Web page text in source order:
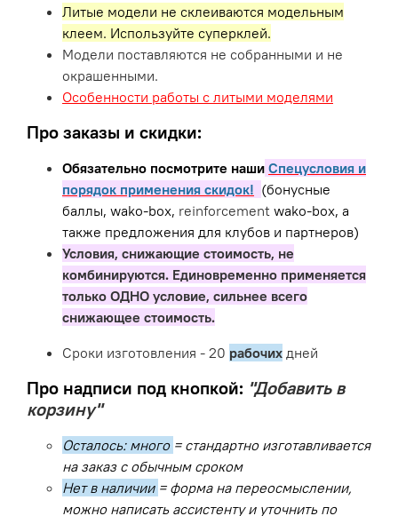
Литые модели не склеиваются модельным
клеем. Используйте суперклей.
Модели поставляются не собранными и не
окрашенными.
Особенности работы с литыми моделями
Про заказы и скидки:
Обязательно посмотрите наши Спецусловия и
порядок применения скидок! (бонусные
баллы, wako-box, reinforcement wako-box, а
также предложения для клубов и партнеров)
Условия, снижающие стоимость, не
комбинируются. Единовременно применяется
только ОДНО условие, сильнее всего
снижающее стоимость.
Сроки изготовления - 20 рабочих дней
Про надписи под кнопкой: "Добавить в
корзину"
Осталось: много = стандартно изготавливается
на заказ с обычным сроком
Нет в наличии = форма на переосмыслении,
можно написать ассистенту и уточнить по